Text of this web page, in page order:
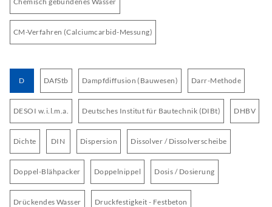
CM-Verfahren (Calciumcarbid-Messung)
D DAfStb Dampfdiffusion (Bauwesen) Darr-Methode
DESOI w.i.l.m.a. Deutsches Institut für Bautechnik (DIBt) DHBV
Dichte DIN Dispersion Dissolver / Dissolverscheibe
Doppel-Blähpacker Doppelnippel Dosis / Dosierung
Drückendes Wasser Druckfestigkeit - Festbeton